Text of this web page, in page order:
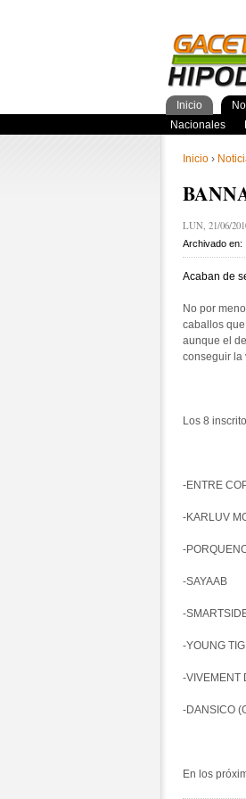
Inicio›
LUN, 21/06/
Archivado en:
Acaban de
No por
caballos
aunque el
conseguir la
Los 8
-ENTRE
-KARLUV
-
-SAYAAB
-
-YOUNG
-VIVEMENT
-DANSICO
En los
Inicio
Nacionales
GacetaPDF
Caballos
General
Pronos/Puntos
Momentos de